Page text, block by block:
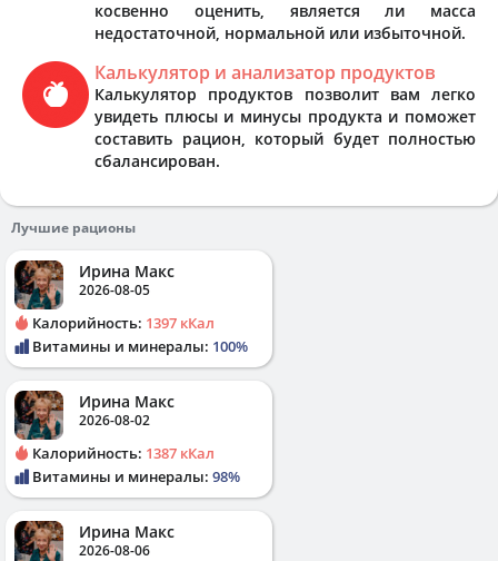
косвенно оценить, является ли масса
недостаточной, нормальной или избыточной.
Калькулятор и анализатор продуктов
Калькулятор продуктов позволит вам легко
увидеть плюсы и минусы продукта и поможет
составить рацион, который будет полностью
сбалансирован.
Лучшие рационы
Ирина Макс
2026-08-05
Калорийность: 1397 кКал
Витамины и минералы: 100%
Ирина Макс
2026-08-02
Калорийность: 1387 кКал
Витамины и минералы: 98%
Ирина Макс
2026-08-06